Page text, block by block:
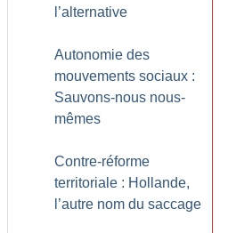
l’alternative
Autonomie des
mouvements sociaux :
Sauvons-nous nous-
mêmes
Contre-réforme
territoriale : Hollande,
l’autre nom du saccage